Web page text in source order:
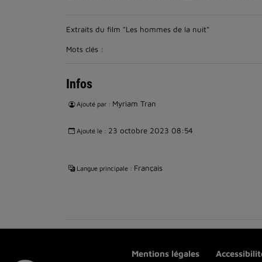
Extraits du film "Les hommes de la nuit"
Mots clés :
Infos
Ajouté par : Myriam Tran
Ajouté le : 23 octobre 2023 08:54
Langue principale : Français
Mentions légales